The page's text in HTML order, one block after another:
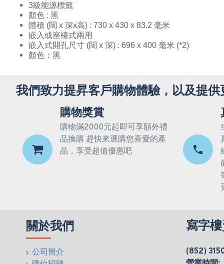
3級能源標籤
顏色 : 黑
體積 (闊 x 深x高) : 730 x 430 x 83.2 毫米
嵌入或座檯式兩用
嵌入式開孔尺寸 (闊 x 深) : 696 x 400 毫米 (*2)
顏色：黑
我們致力提昇客戶購物體驗，以及提供
購物獎賞
購物滿2000元起即可享額外禮
品換購 趕快來選購您喜愛的產
品，享受超值優惠吧
關於我們
公司簡介
寫字
(852)